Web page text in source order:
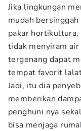
Jika lingkungan
mudah
pakar
tidak menyiram
tergenang dapat
tempat favorit
Jadi, itu dia
memberikan
penghuni nya
bisa menjaga